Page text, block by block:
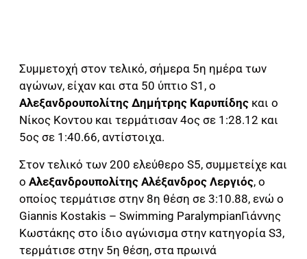
Συμμετοχή στον τελικό, σήμερα 5η ημέρα των
αγώνων, είχαν και στα 50 ύπτιο S1, ο
Αλεξανδρουπολίτης Δημήτρης Καρυπίδης και ο
Νίκος Κοντου και τερμάτισαν 4ος σε 1:28.12 και
5ος σε 1:40.66, αντίστοιχα.
Στον τελικό των 200 ελεύθερο S5, συμμετείχε και
ο Αλεξανδρουπολίτης Αλέξανδρος Λεργιός, ο
οποίος τερμάτισε στην 8η θέση σε 3:10.88, ενώ ο
Giannis Kostakis – Swimming ParalympianΓιάννης
Κωστάκης στο ίδιο αγώνισμα στην κατηγορία S3,
τερμάτισε στην 5η θέση, στα πρωινά